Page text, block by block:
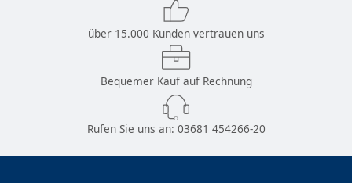
über 15.000 Kunden vertrauen uns
Bequemer Kauf auf Rechnung
Rufen Sie uns an: 03681 454266-20